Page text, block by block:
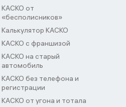
КАСКО от
«бесполисников»
Калькулятор КАСКО
КАСКО с франшизой
КАСКО на старый
автомобиль
КАСКО без телефона и
регистрации
КАСКО от угона и тотала